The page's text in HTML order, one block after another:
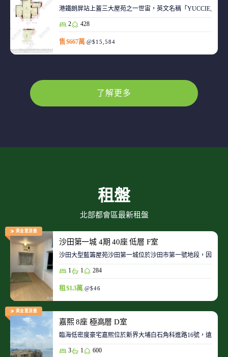
港鐵朗屏站上蓋三大屋苑之一世宙，英文名稱「YUCCIE」，
2 428
售 $667萬 @$15,584
了解更多
租盤
北部都會區最新租盤
黃金置頂盤
沙田第一城 4期 40座 低層 F室
沙田大型藍籌屋苑沙田第一城位於沙田市第一號地段，因此
1 1 284
租 $1.3萬 @$46
黃金置頂盤
嘉熙 8座 極高層 D室
臨海低密度豪宅嘉熙位於新界大埔白石角科進路16號，遠離
3 1 600